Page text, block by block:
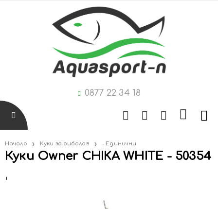
0877 22 34 18
Начало Куки за риболов - Единични
Куки Owner CHIKA WHITE - 50354